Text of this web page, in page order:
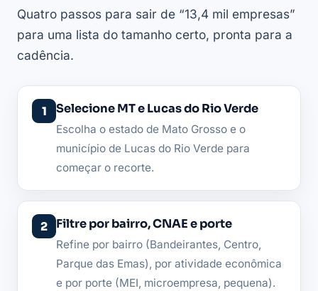
Quatro passos para sair de “13,4 mil empresas”
para uma lista do tamanho certo, pronta para a
cadência.
Selecione MT e Lucas do Rio Verde
Escolha o estado de Mato Grosso e o
município de Lucas do Rio Verde para
começar o recorte.
Filtre por bairro, CNAE e porte
Refine por bairro (Bandeirantes, Centro,
Parque das Emas), por atividade econômica
e por porte (MEI, microempresa, pequena).